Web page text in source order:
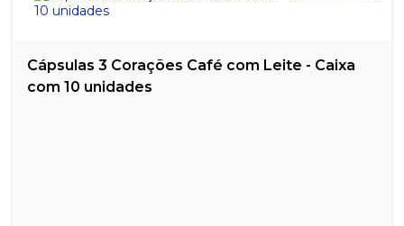
Cápsulas 3 Corações Café com Leite - Caixa
com 10 unidades